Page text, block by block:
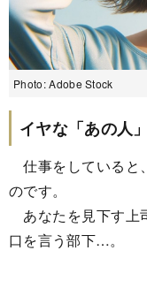
Photo: Adobe Stock
イヤな「あの人
仕事をしていると
のです。
あなたを見下す上
口を言う部下…。